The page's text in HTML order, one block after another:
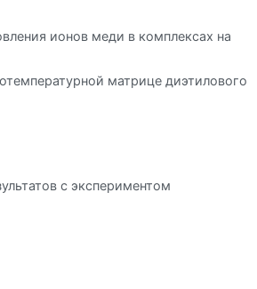
ионов меди в комплексах на
матрице диэтилового
с экспериментом